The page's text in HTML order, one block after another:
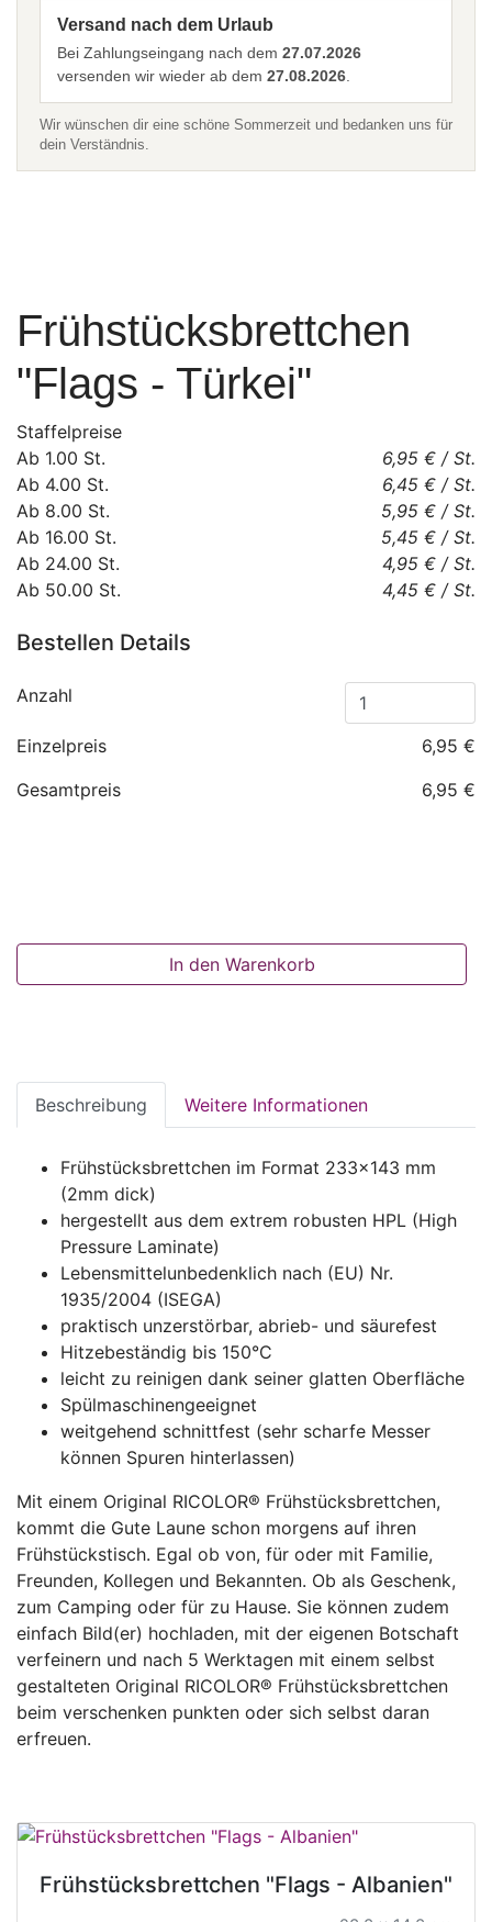
Versand nach dem Urlaub
Bei Zahlungseingang nach dem 27.07.2026
versenden wir wieder ab dem 27.08.2026
Wir wünschen dir eine schöne Sommerzeit und bedanken uns für
dein Verständnis.
Frühstücksbrettchen
"Flags - Türkei"
Staffelpreise
Ab 1.00 St. 6,95 € / St.
Ab 4.00 St. 6,45 € / St.
Ab 8.00 St. 5,95 € / St.
Ab 16.00 St. 5,45 € / St.
Ab 24.00 St. 4,95 € / St.
Ab 50.00 St. 4,45 € / St.
Bestellen Details
Anzahl
Einzelpreis
6,95 €
Gesamtpreis
6,95 €
In den Warenkorb
Beschreibung Weitere Informationen
Frühstücksbrettchen im Format 233x143 mm
(2mm dick)
hergestellt aus dem extrem robusten HPL (High
Pressure Laminate)
Lebensmittelunbedenklich nach (EU) Nr.
1935/2004 (ISEGA)
praktisch unzerstörbar, abrieb- und säurefest
Hitzebeständig bis 150°C
leicht zu reinigen dank seiner glatten Oberfläche
Spülmaschinengeeignet
weitgehend schnittfest (sehr scharfe Messer
können Spuren hinterlassen)
Mit einem Original RICOLOR® Frühstücksbrettchen,
kommt die Gute Laune schon morgens auf ihren
Frühstückstisch. Egal ob von, für oder mit Familie,
Freunden, Kollegen und Bekannten. Ob als Geschenk,
zum Camping oder für zu Hause. Sie können zudem
einfach Bild(er) hochladen, mit der eigenen Botschaft
verfeinern und nach 5 Werktagen mit einem selbst
gestalteten Original RICOLOR® Frühstücksbrettchen
beim verschenken punkten oder sich selbst daran
erfreuen.
Frühstücksbrettchen "Flags - Albanien"